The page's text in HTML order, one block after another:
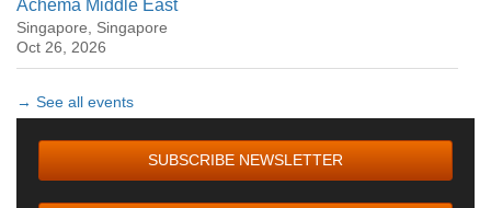
Achema Middle East
Singapore, Singapore
Oct 26, 2026
→ See all events
SUBSCRIBE NEWSLETTER